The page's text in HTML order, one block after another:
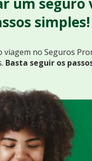
simples!
no Seguros
Basta seguir os